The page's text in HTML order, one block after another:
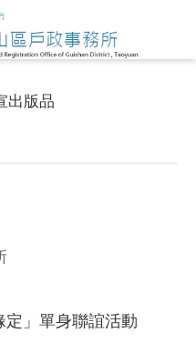
出版品
」單身聯誼活動